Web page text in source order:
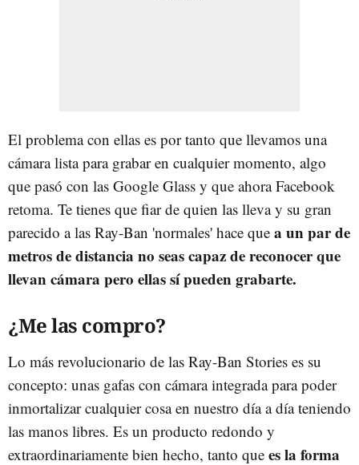
El problema con ellas es por tanto que llevamos una
cámara lista para grabar en cualquier momento, algo
que pasó con las Google Glass y que ahora Facebook
retoma. Te tienes que fiar de quien las lleva y su gran
parecido a las Ray-Ban 'normales' hace que a un par de
metros de distancia no seas capaz de reconocer que
llevan cámara pero ellas sí pueden grabarte.
¿Me las compro?
Lo más revolucionario de las Ray-Ban Stories es su
concepto: unas gafas con cámara integrada para poder
inmortalizar cualquier cosa en nuestro día a día teniendo
las manos libres. Es un producto redondo y
extraordinariamente bien hecho, tanto que es la forma